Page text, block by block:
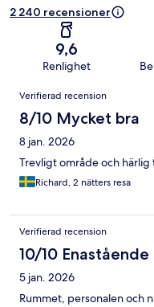
2 240 recensioner
9,6
Renlighet
Recensioner
Verifierad recension
8/10 Mycket bra
8 jan. 2026
Trevligt område och
Richard, 2 nätters resa
Verifierad recension
10/10 Enastående
5 jan. 2026
Rummet, personalen och